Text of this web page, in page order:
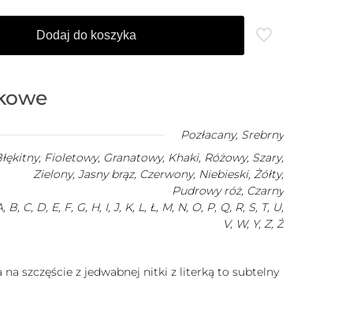
Dodaj do koszyka
Pozłacany, Srebrny
Fioletowy, Granatowy, Khaki, Różowy, Szary,
Zielony, Jasny brąz, Czerwony, Niebieski, Żółty,
Pudrowy róż, Czarny
B, C, D, E, F, G, H, I, J, K, L, Ł, M, N, O, P, Q, R, S, T, U,
V, W, Y, Z, Ż
szczęście z jedwabnej nitki z literką to subtelny